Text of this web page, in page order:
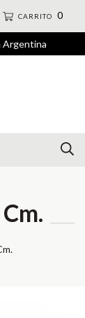
CARRITO 0
Argentina